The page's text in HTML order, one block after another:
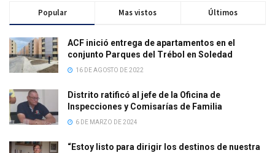
Popular Mas vistos Últimos
ACF inició entrega de apartamentos en el
conjunto Parques del Trébol en Soledad
16 DE AGOSTO DE 2022
Distrito ratificó al jefe de la Oficina de
Inspecciones y Comisarías de Familia
6 DE MARZO DE 2024
“Estoy listo para dirigir los destinos de nuestra